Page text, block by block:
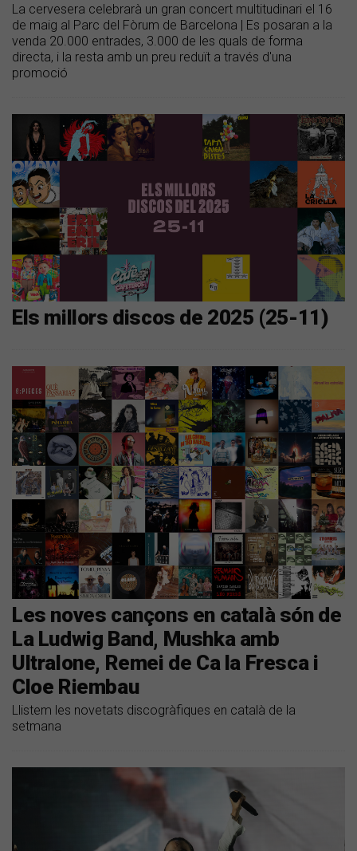
La cervesera celebrarà un gran concert multitudinari el 16
de maig al Parc del Fòrum de Barcelona | Es posaran a la
venda 20.000 entrades, 3.000 de les quals de forma
directa, i la resta amb un preu reduït a través d'una
promoció
Els millors discos de 2025 (25-11)
Les noves cançons en català són de
La Ludwig Band, Mushka amb
Ultralone, Remei de Ca la Fresca i
Cloe Riembau
Llistem les novetats discogràfiques en català de la
setmana